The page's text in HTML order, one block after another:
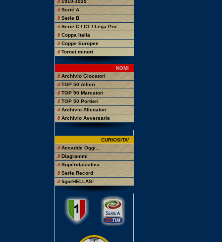
∂ 1910-1929
∂ Serie A
∂ Serie B
∂ Serie C / C1 / Lega Pro
∂ Coppa Italia
∂ Coppe Europee
∂ Tornei minori
NOMI
∂ Archivio Giocatori
∂ TOP 50 Alfieri
∂ TOP 50 Marcatori
∂ TOP 50 Portieri
∂ Archivio Allenatori
∂ Archivio Avversarie
CURIOSITA'
∂ Accadde Oggi...
∂ Diagrammi
∂ Superclassifica
∂ Serie Record
∂ figurHELLAS!